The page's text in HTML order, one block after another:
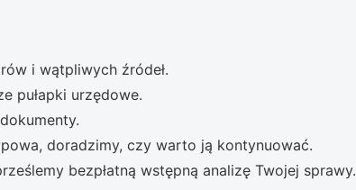
i wątpliwych źródeł.
pułapki urzędowe.
doradzimy, czy warto ją kontynuować.
bezpłatną wstępną analizę Twojej sprawy.